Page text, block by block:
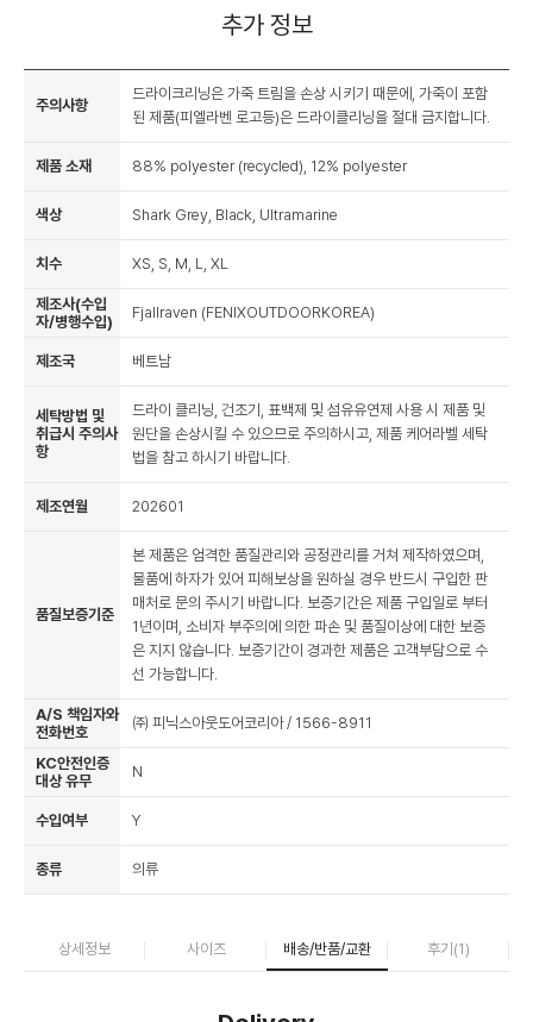
추가 정보
주의사항
드라이크리닝은 가죽 트림을 손상 시키기 때문에, 가죽이 포함
된 제품(피엘라벤 로고등)은 드라이클리닝을 절대 금지합니다.
제품 소재 88% polyester (recycled), 12% polyester
색상 Shark Grey, Black, Ultramarine
치수 XS, S, M, L, XL
제조사(수입
자/병행수입)
Fjallraven (FENIXOUTDOORKOREA)
제조국 베트남
세탁방법 및
취급시 주의사
항
드라이 클리닝, 건조기, 표백제 및 섬유유연제 사용 시 제품 및
원단을 손상시킬 수 있으므로 주의하시고, 제품 케어라벨 세탁
법을 참고 하시기 바랍니다.
제조연월 202601
품질보증기준
본 제품은 엄격한 품질관리와 공정관리를 거쳐 제작하였으며,
물품에 하자가 있어 피해보상을 원하실 경우 반드시 구입한 판
매처로 문의 주시기 바랍니다. 보증기간은 제품 구입일로 부터
1년이며, 소비자 부주의에 의한 파손 및 품질이상에 대한 보증
은 지지 않습니다. 보증기간이 경과한 제품은 고객부담으로 수
선 가능합니다.
A/S 책임자와
전화번호
㈜ 피닉스아웃도어코리아 / 1566-8911
KC안전인증
대상 유무
N
수입여부 Y
종류 의류
상세정보 사이즈 배송/반품/교환 후기(1)